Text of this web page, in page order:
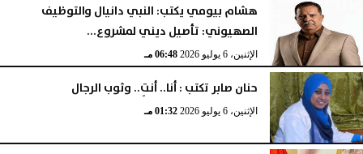
هشام بيومي يكتب: النبي دانيال والتوظيف
الصهيوني: تأصيل ديني لمشروع...
الإثنين، 6 يوليو 2026 06:48 مـ
حنان صابر تكتب : أنا.. أنتِ.. وثوب الرجال
الإثنين، 6 يوليو 2026 01:32 مـ